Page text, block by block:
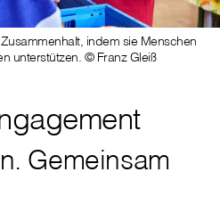
indem sie Menschen
unterstützen. © Franz Gleiß
Gemeinsam